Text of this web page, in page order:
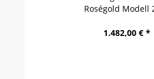
Roségold Modell
1.482,00 € *